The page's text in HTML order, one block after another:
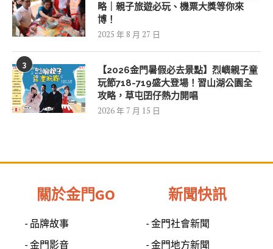
略｜親子旅遊必玩、機票大獎等你來
博！
2025 年 8 月 27 日
3
【2026金門暑假必去景點】烈嶼親子童
玩節718-719盛大登場！習山湖公園全
攻略，草屯囝仔熱力開唱
2026 年 7 月 15 日
關於金門GO
- 品牌故事
- 金門影音
新聞快訊
- 金門社會新聞
- 金門地方新聞